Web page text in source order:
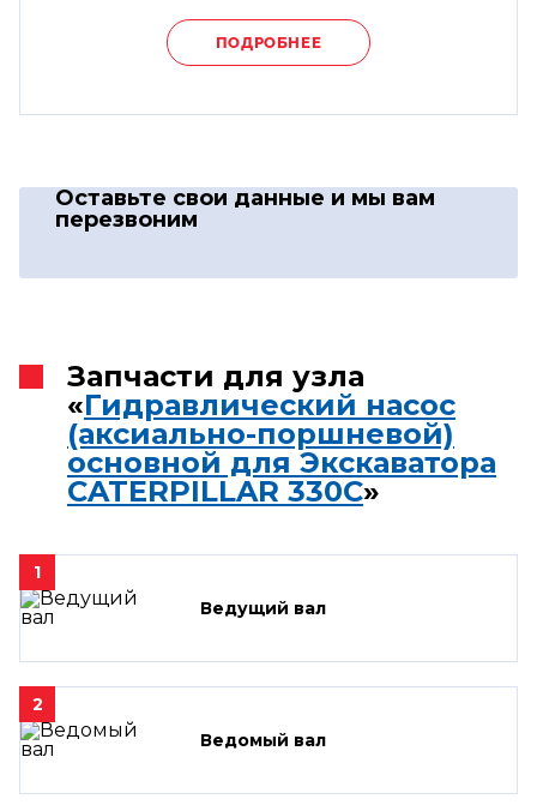
ПОДРОБНЕЕ
Оставьте свои данные и мы вам
перезвоним
Запчасти для узла
«Гидравлический насос
(аксиально-поршневой)
основной для Экскаватора
CATERPILLAR 330C»
1
Ведущий вал
2
Ведомый вал